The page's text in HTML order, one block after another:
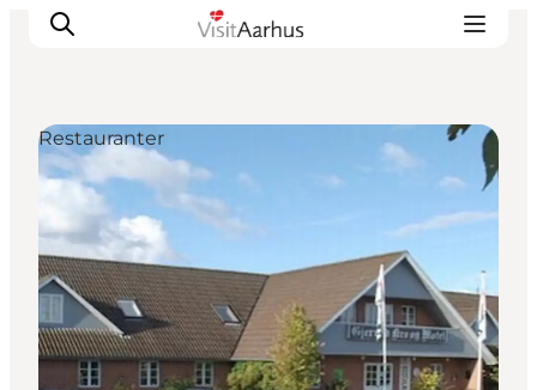
Oplevelser
Kalender
Byer og steder
Planlæg ferien
Transport
Restauranter